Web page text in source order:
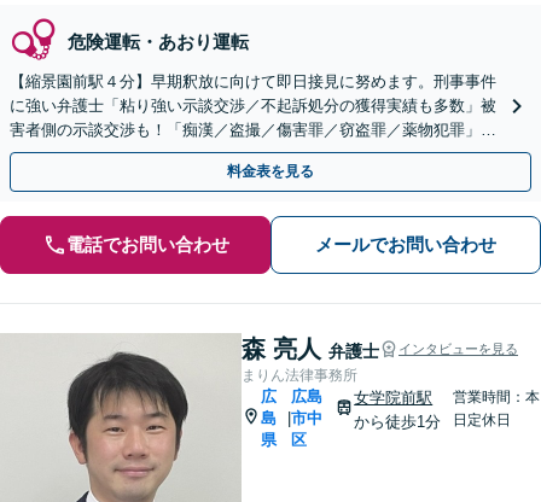
危険運転・あおり運転
【縮景園前駅４分】早期釈放に向けて即日接見に努めます。刑事事件
に強い弁護士「粘り強い示談交渉／不起訴処分の獲得実績も多数」被
害者側の示談交渉も！「痴漢／盗撮／傷害罪／窃盗罪／薬物犯罪」
【休日・夜間相談】【裁判員裁判の経験あり】
料金表を見る
電話でお問い合わせ メールでお問い合わせ
森 亮人 弁護士 インタビューを見る
まりん法律事務所
広
島
県
広島
市中
区
女学院前駅
から徒歩1分
営業時間：本
日定休日